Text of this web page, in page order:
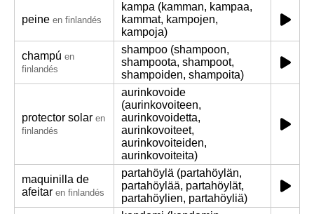
peine en finlandés
kampa (kamman, kampaa,
kammat, kampojen,
kampoja)
champú en
finlandés
shampoo (shampoon,
shampoota, shampoot,
shampoiden, shampoita)
protector solar en
finlandés
aurinkovoide
(aurinkovoiteen,
aurinkovoidetta,
aurinkovoiteet,
aurinkovoiteiden,
aurinkovoiteita)
maquinilla de
afeitar en finlandés
partahöylä (partahöylän,
partahöylää, partahöylät,
partahöylien, partahöyliä)